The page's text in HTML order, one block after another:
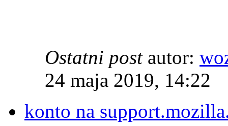
Ostatni post autor:
24 maja 2019, 14:22
konto na